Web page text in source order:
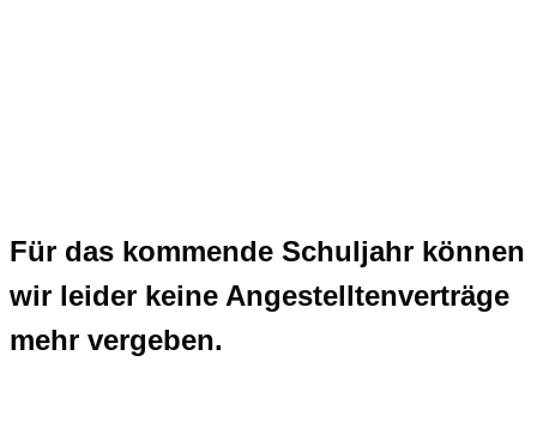
Für das kommende Schuljahr können
wir leider keine Angestelltenverträge
mehr vergeben.